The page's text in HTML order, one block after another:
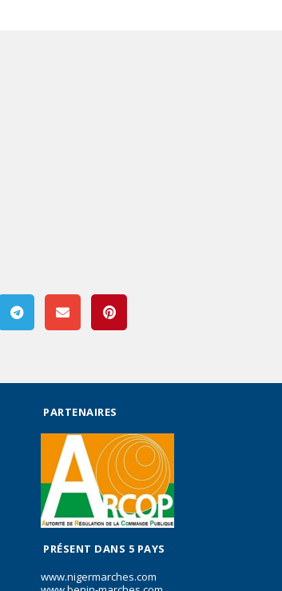
PARTENAIRES
PRÉSENT DANS 5 PAYS
www.nigermarches.com